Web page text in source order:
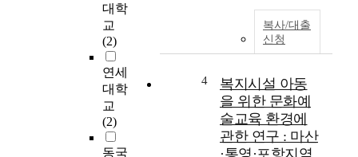
대학
교
(2)
연세
대학
교
(2)
동국
하
social structure and its
culture. As a core
nature of human,
about just expressing
something or
exchanging
information but it is
rather mutual
복사/대출
신청
4
복지시설 아동
을 위한 문화예
술교육 환경에
관한 연구 : 마산